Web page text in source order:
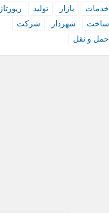
خدمات بازار تولید
رپورتاژ
ساخت
شهردار
شركت
حمل و نقل